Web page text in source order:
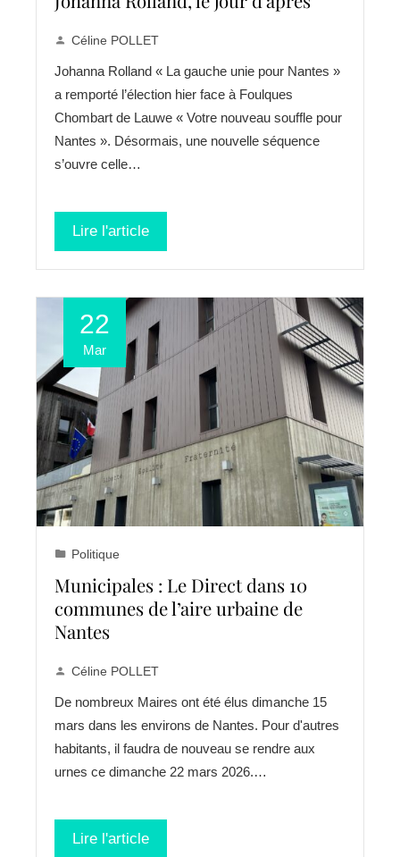
Céline POLLET
Johanna Rolland « La gauche unie pour Nantes »
a remporté l’élection hier face à Foulques
Chombart de Lauwe « Votre nouveau souffle pour
Nantes ». Désormais, une nouvelle séquence
s’ouvre celle…
Lire l'article
22
Mar
Politique
Municipales : Le Direct dans 10
communes de l’aire urbaine de
Nantes
Céline POLLET
De nombreux Maires ont été élus dimanche 15
mars dans les environs de Nantes. Pour d'autres
habitants, il faudra de nouveau se rendre aux
urnes ce dimanche 22 mars 2026.…
Lire l'article